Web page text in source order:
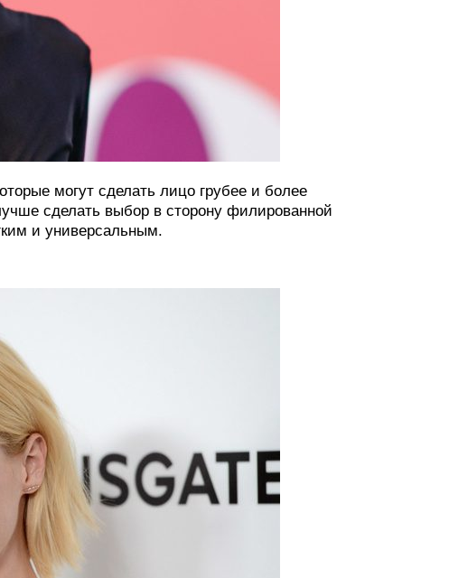
могут сделать лицо грубее и более
сделать выбор в сторону филированной
и универсальным.